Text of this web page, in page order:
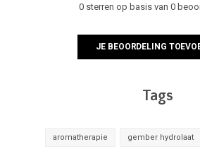
0 sterren op basis van 0
JE BEOORDELING
Tags
aromatherapie gember hydrolaat